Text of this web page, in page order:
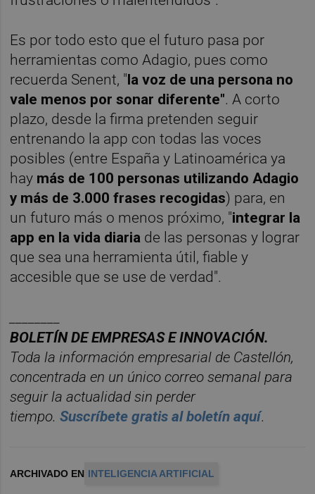
Es por todo esto que el futuro pasa por
herramientas como Adagio, pues como
recuerda Senent, " la voz de una persona no
vale menos por sonar diferente". A corto
plazo, desde la firma pretenden seguir
entrenando la app con todas las voces
posibles (entre España y Latinoamérica ya
hay más de 100 personas utilizando Adagio
y más de 3.000 frases recogidas) para, en
un futuro más o menos próximo, "integrar la
app en la vida diaria de las personas y lograr
que sea una herramienta útil, fiable y
accesible que se use de verdad".
BOLETÍN DE EMPRESAS E INNOVACIÓN.
Toda la información empresarial de Castellón,
concentrada en un único correo semanal para
seguir la actualidad sin perder
tiempo.Suscríbete gratis al boletín aquí.
ARCHIVADO EN INTELIGENCIA ARTIFICIAL